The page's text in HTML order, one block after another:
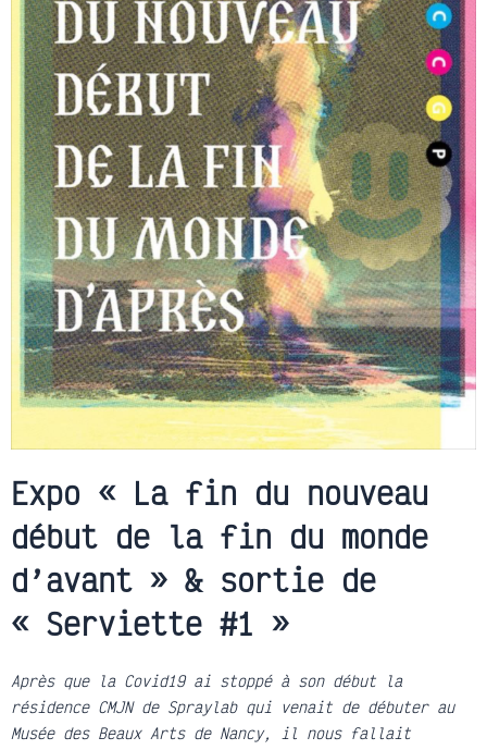
Expo « La fin du nouveau
début de la fin du monde
d’avant » & sortie de
« Serviette #1 »
Après que la Covid19 ai stoppé à son début la
résidence CMJN de Spraylab qui venait de débuter au
Musée des Beaux Arts de Nancy, il nous fallait